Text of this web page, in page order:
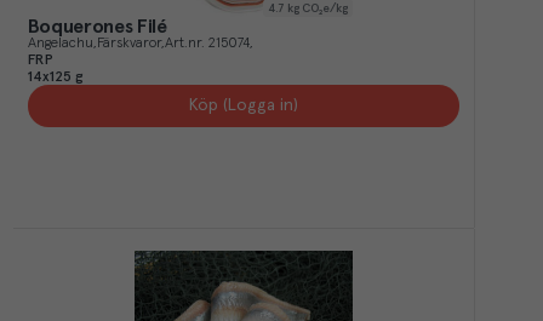
4.7 kg CO₂e/kg
Boquerones Filé
Angelachu Färskvaror Art.nr. 215074
FRP
14x125 g
Köp (Logga in)